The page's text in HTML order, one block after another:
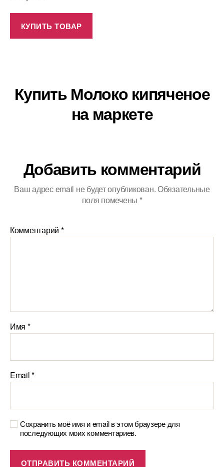
КУПИТЬ ТОВАР
Купить Молоко кипяченое
на маркете
Добавить комментарий
Ваш адрес email не будет опубликован.Обязательные
поля помечены *
Комментарий *
Имя *
Email*
Сохранить моё имя и email в этом браузере для
последующих моих комментариев.